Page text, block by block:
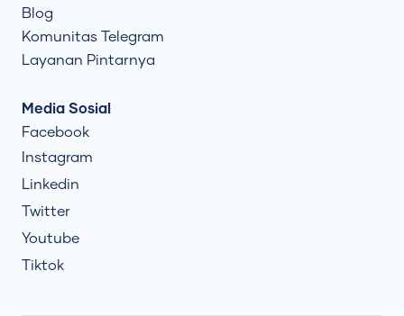
Blog
Komunitas Telegram
Layanan Pintarnya
Media Sosial
Facebook
Instagram
Linkedin
Twitter
Youtube
Tiktok